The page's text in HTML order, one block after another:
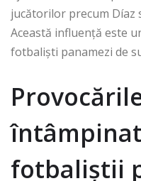
jucătorilor precum Díaz
Această influență este
fotbaliști panamezi de
fotbaliștii